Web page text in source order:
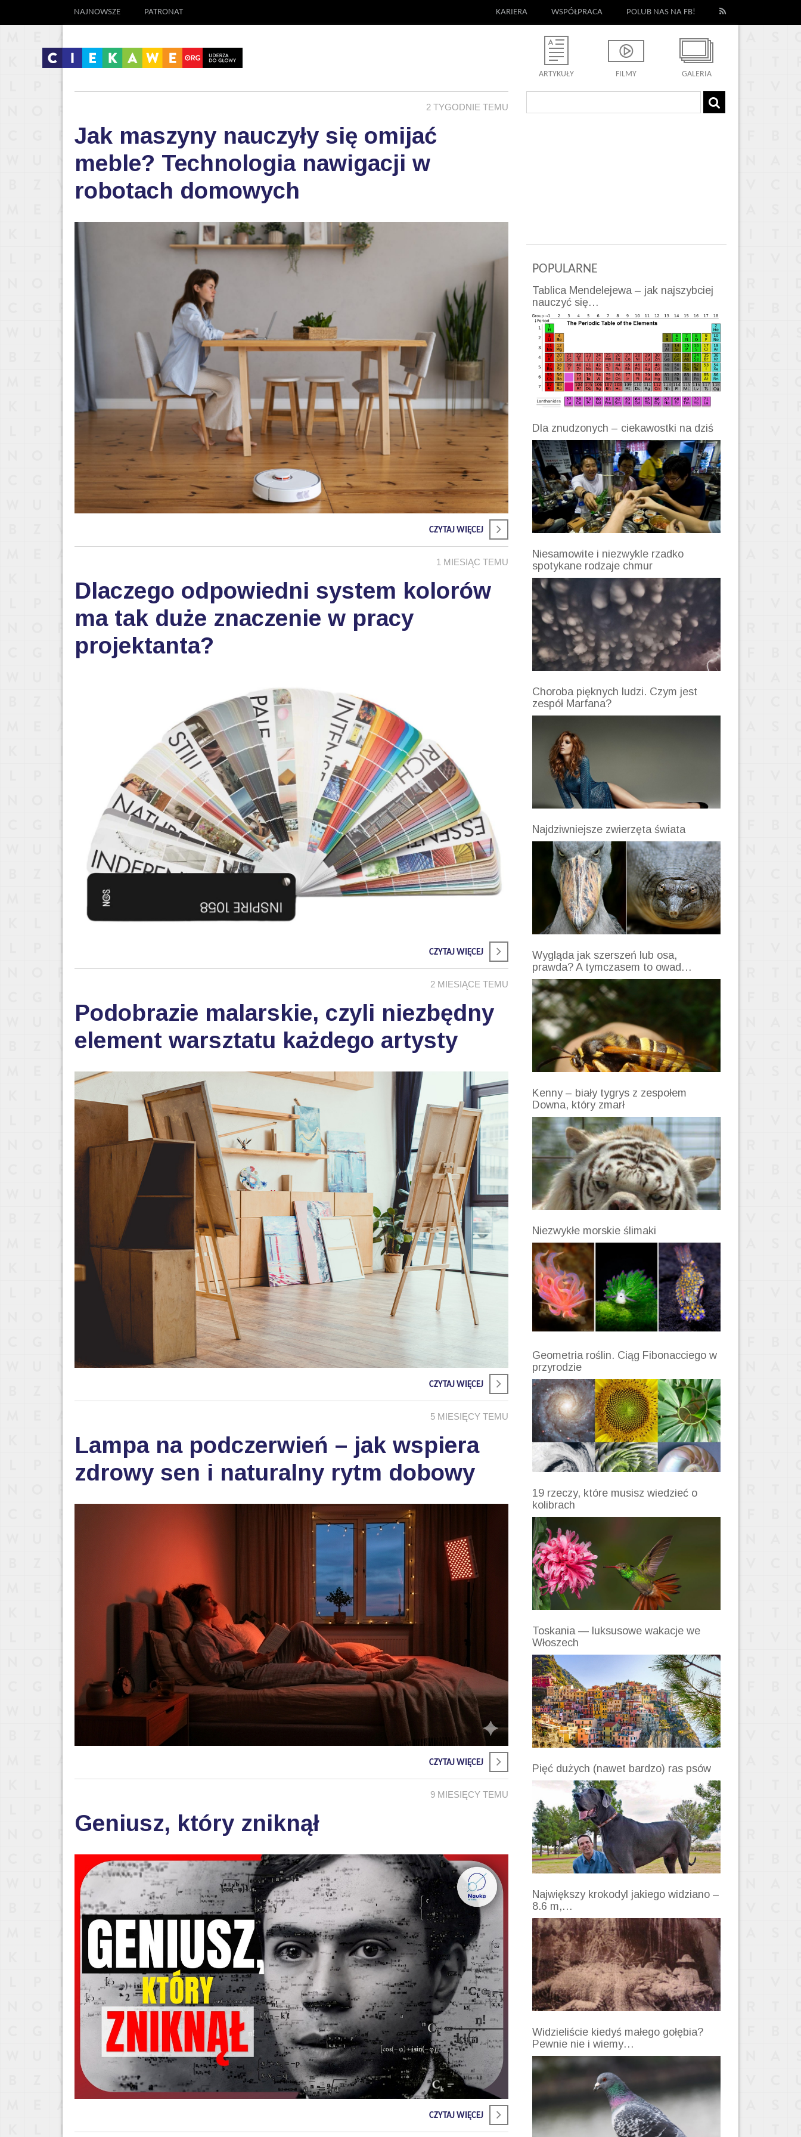
NAJNOWSZE PATRONAT KARIERA WSPÓŁPRACA POLUB NAS NA FB!
ARTYKUŁY FILMY GALERIA
2 TYGODNIE TEMU
Jak maszyny nauczyły się omijać
meble? Technologia nawigacji w
robotach domowych
CZYTAJ WIĘCEJ
1 MIESIĄC TEMU
Dlaczego odpowiedni system kolorów
ma tak duże znaczenie w pracy
projektanta?
CZYTAJ WIĘCEJ
2 MIESIĄCE TEMU
Podobrazie malarskie, czyli niezbędny
element warsztatu każdego artysty
CZYTAJ WIĘCEJ
5 MIESIĘCY TEMU
Lampa na podczerwień – jak wspiera
zdrowy sen i naturalny rytm dobowy
CZYTAJ WIĘCEJ
9 MIESIĘCY TEMU
Geniusz, który zniknął
CZYTAJ WIĘCEJ
POPULARNE
Tablica Mendelejewa – jak najszybciej
nauczyć się…
Dla znudzonych – ciekawostki na dziś
Niesamowite i niezwykle rzadko
spotykane rodzaje chmur
Choroba pięknych ludzi. Czym jest
zespół Marfana?
Najdziwniejsze zwierzęta świata
Wygląda jak szerszeń lub osa,
prawda? A tymczasem to owad…
Kenny – biały tygrys z zespołem
Downa, który zmarł
Niezwykłe morskie ślimaki
Geometria roślin. Ciąg Fibonacciego w
przyrodzie
19 rzeczy, które musisz wiedzieć o
kolibrach
Toskania — luksusowe wakacje we
Włoszech
Pięć dużych (nawet bardzo) ras psów
Największy krokodyl jakiego widziano –
8.6 m,…
Widzieliście kiedyś małego gołębia?
Pewnie nie i wiemy…